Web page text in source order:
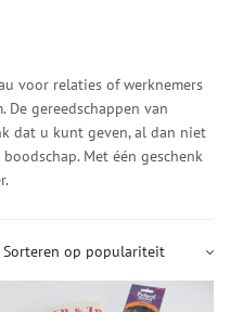
voor relaties of werknemers
De gereedschappen van
dat u kunt geven, al dan niet
Met één geschenk